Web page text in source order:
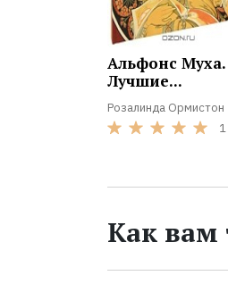
Альфонс Муха.
Лучшие...
Розалинда Ормистон
1
Как вам